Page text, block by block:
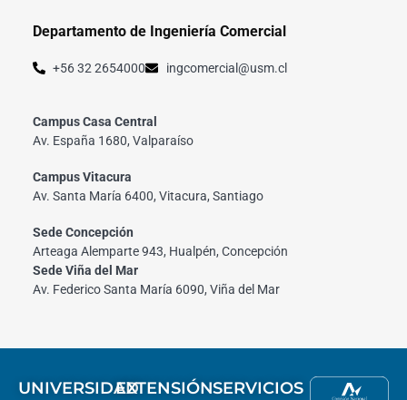
Departamento de Ingeniería Comercial
+56 32 2654000 ingcomercial@usm.cl
Campus Casa Central
Av. España 1680, Valparaíso
Campus Vitacura
Av. Santa María 6400, Vitacura, Santiago
Sede Concepción
Arteaga Alemparte 943, Hualpén, Concepción
Sede Viña del Mar
Av. Federico Santa María 6090, Viña del Mar
UNIVERSIDADEXTENSIÓNSERVICIOS